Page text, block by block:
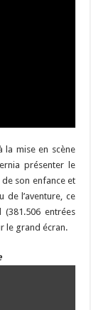
la mise en scène
présenter le
son enfance et
de l’aventure, ce
entrées
le grand écran.